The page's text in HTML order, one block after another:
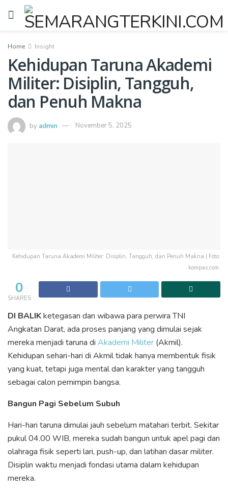
Home Insight
Kehidupan Taruna Akademi
Militer: Disiplin, Tangguh,
dan Penuh Makna
by admin November 5, 2025
Kehidupan Taruna Akademi Militer: Disiplin, Tangguh, dan Penuh Makna | Foto:
kompas.com.
0
SHARES
DI BALIKketegasan dan wibawa para perwira TNI
Angkatan Darat, ada proses panjang yang dimulai sejak
mereka menjadi taruna di Akademi Militer (Akmil).
Kehidupan sehari-hari di Akmil tidak hanya membentuk fisik
yang kuat, tetapi juga mental dan karakter yang tangguh
sebagai calon pemimpin bangsa.
Bangun Pagi Sebelum Subuh
Hari-hari taruna dimulai jauh sebelum matahari terbit. Sekitar
pukul 04.00 WIB, mereka sudah bangun untuk apel pagi dan
olahraga fisik seperti lari, push-up, dan latihan dasar militer.
Disiplin waktu menjadi fondasi utama dalam kehidupan
mereka.